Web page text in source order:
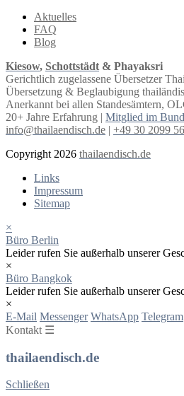
Aktuelles
FAQ
Blog
Kiesow, Schottstädt & Phayaksri
Gerichtlich zugelassene Übersetzer
Übersetzung & Beglaubigung
Anerkannt bei allen Standesämtern,
20+ Jahre Erfahrung | Mitglied im
info@thailaendisch.de | +49 30 2099
Copyright 2026 thailaendisch.de
Links
Impressum
Sitemap
×
Büro Berlin
Leider rufen Sie außerhalb unserer
×
Büro Bangkok
Leider rufen Sie außerhalb unserer
×
E-Mail Messenger WhatsApp Telegram
Kontakt ☰
thailaendisch.de
Schließen